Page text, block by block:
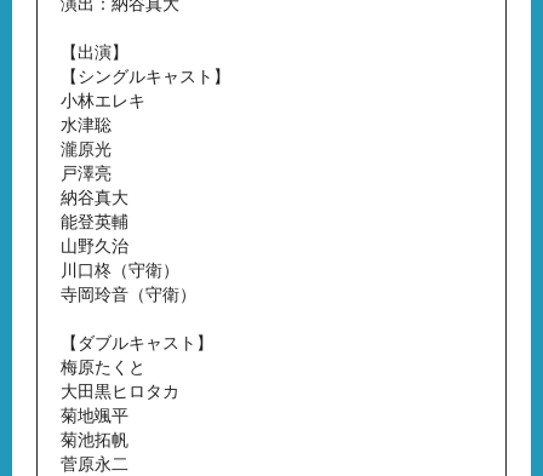
【出演】
【シングルキャスト】
小林エレキ
水津聡
瀧原光
戸澤亮
納谷真大
能登英輔
山野久治
川口柊（守衛）
寺岡玲音（守衛）
【ダブルキャスト】
梅原たくと
大田黒ヒロタカ
菊地颯平
菊池拓帆
菅原永二